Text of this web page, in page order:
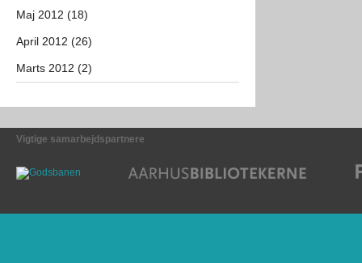
Maj 2012 (18)
April 2012 (26)
Marts 2012 (2)
Vigtige samarbejdspartnere